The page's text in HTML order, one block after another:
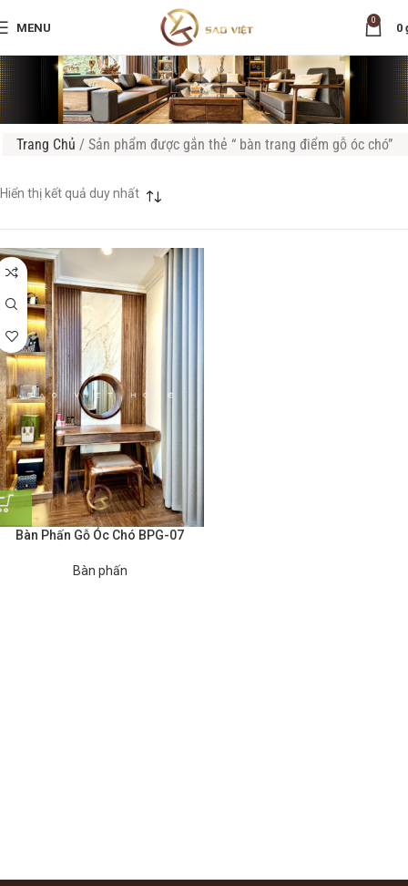
MENU
0
0
Trang Chủ / Sản phẩm được gắn thẻ “ bàn trang điểm gỗ óc chó”
Hiển thị kết quả duy nhất
Bàn Phấn Gỗ Óc Chó BPG-07
Bàn phấn